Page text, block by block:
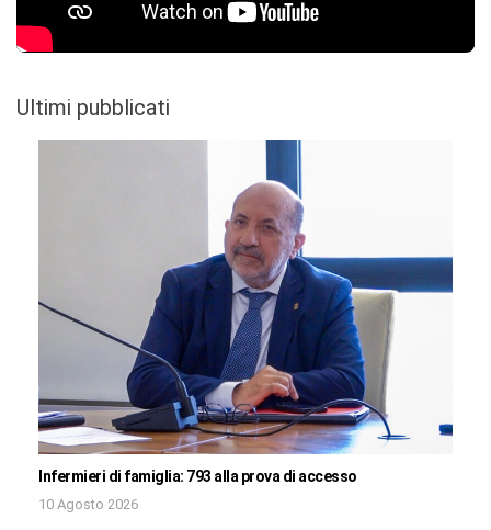
Ultimi pubblicati
Infermieri di famiglia: 793 alla prova di accesso
10 Agosto 2026